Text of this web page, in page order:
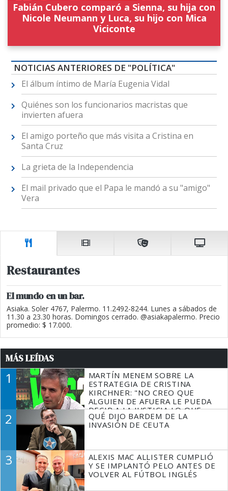
Fabián Cubero comparó a Sienna, su hija con
Nicole Neumann y Luca, su hijo con Mica
Viciconte
NOTICIAS ANTERIORES DE "POLÍTICA"
El álbum íntimo de María Eugenia Vidal
Quiénes son los funcionarios macristas que
invierten afuera
El amigo porteño que más visita a Cristina en
Santa Cruz
La grieta de la Independencia
El mail privado que el Papa le mandó a su "amigo"
Vera
Restaurantes
El mundo en un bar.
Asiaka. Soler 4767, Palermo. 11.2492-8244. Lunes a sábados de
11.30 a 23.30 horas. Domingos cerrado. @asiakapalermo. Precio
promedio: $ 17.000.
MÁS LEÍDAS
1
MARTÍN MENEM SOBRE LA
ESTRATEGIA DE CRISTINA
KIRCHNER: "NO CREO QUE
ALGUIEN DE AFUERA LE PUEDA
DECIR A LA JUSTICIA LO QUE
TIENE QUE HACER"
2
QUÉ DIJO BARDEM DE LA
INVASIÓN DE CEUTA
3
ALEXIS MAC ALLISTER CUMPLIÓ
Y SE IMPLANTÓ PELO ANTES DE
VOLVER AL FÚTBOL INGLÉS